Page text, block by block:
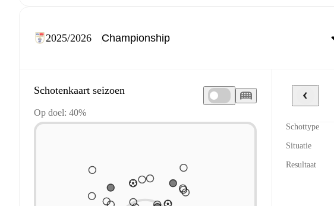
2025/2026
Schotenkaart seizoen
Op doel: 40%
Schottype
Situatie
Resultaat